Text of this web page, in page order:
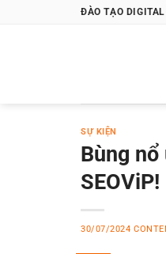
ĐÀO TẠO
SỰ KIỆN
Bùng
SEOViP!
30/07/2024